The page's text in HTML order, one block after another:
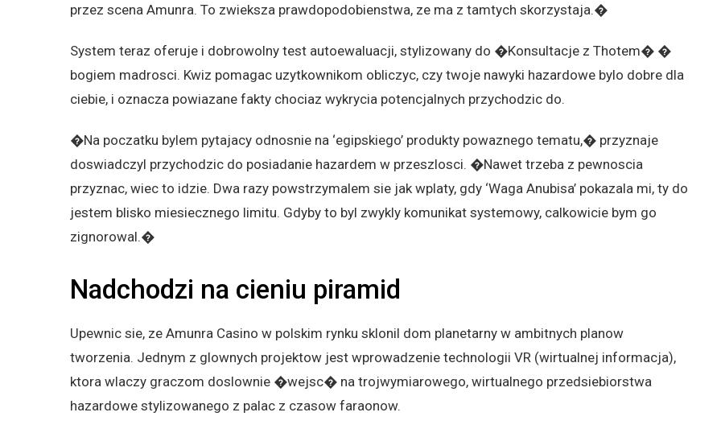
przez scena Amunra. To zwieksza prawdopodobienstwa, ze ma z tamtych skorzystaja.�
System teraz oferuje i dobrowolny test autoewaluacji, stylizowany do �Konsultacje z Thotem� �
bogiem madrosci. Kwiz pomagac uzytkownikom obliczyc, czy twoje nawyki hazardowe bylo dobre dla
ciebie, i oznacza powiazane fakty chociaz wykrycia potencjalnych przychodzic do.
�Na poczatku bylem pytajacy odnosnie na ‘egipskiego’ produkty powaznego tematu,� przyznaje
doswiadczyl przychodzic do posiadanie hazardem w przeszlosci. �Nawet trzeba z pewnoscia
przyznac, wiec to idzie. Dwa razy powstrzymalem sie jak wplaty, gdy ‘Waga Anubisa’ pokazala mi, ty do
jestem blisko miesiecznego limitu. Gdyby to byl zwykly komunikat systemowy, calkowicie bym go
zignorowal.�
Nadchodzi na cieniu piramid
Upewnic sie, ze Amunra Casino w polskim rynku sklonil dom planetarny w ambitnych planow
tworzenia. Jednym z glownych projektow jest wprowadzenie technologii VR (wirtualnej informacja),
ktora wlaczy graczom doslownie �wejsc� na trojwymiarowego, wirtualnego przedsiebiorstwa
hazardowe stylizowanego z palac z czasow faraonow.